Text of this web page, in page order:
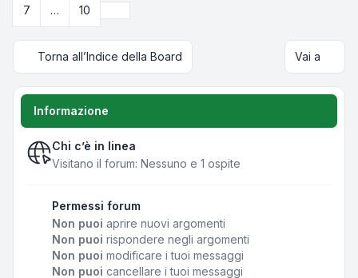
7 … 10
Torna all’Indice della Board Vai a
Informazione
Chi c’è in linea
Visitano il forum: Nessuno e 1 ospite
Permessi forum
Non puoi aprire nuovi argomenti
Non puoi rispondere negli argomenti
Non puoi modificare i tuoi messaggi
Non puoi cancellare i tuoi messaggi